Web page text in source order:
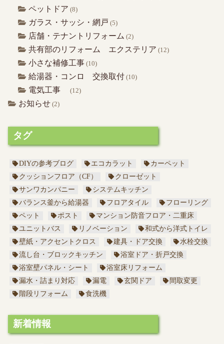
ペットドア (8)
ガラス・サッシ・網戸 (5)
店舗・テナントリフォーム (2)
共有部のリフォーム エクステリア (12)
小さな補修工事 (10)
給湯器・コンロ 交換取付 (10)
電気工事 (12)
お知らせ (2)
タグ
DIYの参考ブログ エコカラット
カーペット
クッションフロア（CF）
クローゼット
サンワカンパニー
システムキッチン
バランス釜から給湯器
フロアタイル
フローリング
ペット
ポスト
マンション防音フロア・二重床
ユニットバス
リノベーション
和式から洋式トイレ
壁紙・アクセントクロス
建具・ドア交換
水栓交換
流し台・ブロックキッチン
浴室ドア・折戸交換
浴室壁パネル・シート
浴室床リフォーム
漏水・詰まり対応
漏電 玄関ドア
間取変更
階段リフォーム
食洗機
新着情報